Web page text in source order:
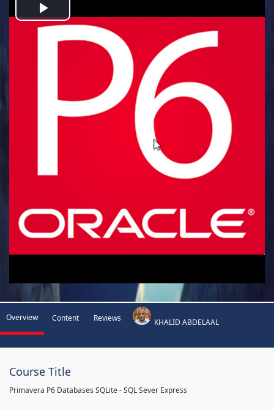
Play
Video
Overview Content Reviews KHALID ABDELAAL
Course Title
Primavera P6 Databases SQLite - SQL Sever Express